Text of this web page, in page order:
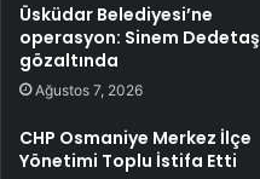
Üsküdar Belediyesi’ne
operasyon: Sinem Dedetaş
gözaltında
Ağustos 7, 2026
CHP Osmaniye Merkez İlçe
Yönetimi Toplu İstifa Etti